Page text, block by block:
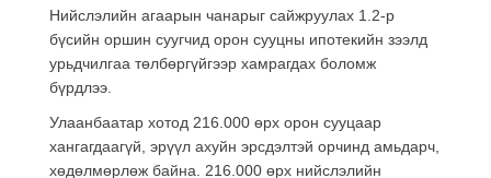
Нийслэлийн агаарын чанарыг сайжруулах 1.2-р
бүсийн оршин суугчид орон сууцны ипотекийн зээлд
урьдчилгаа төлбөргүйгээр хамрагдах боломж
бүрдлээ.
Улаанбаатар хотод 216.000 өрх орон сууцаар
хангагдаагүй, эрүүл ахуйн эрсдэлтэй орчинд амьдарч,
хөдөлмөрлөж байна. 216.000 өрх нийслэлийн